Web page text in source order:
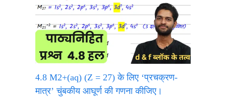
4.8 M2+(aq) (Z = 27) के लिए ‘प्रचक्रण-
मात्र’ चुंबकीय आघूर्ण की गणना कीजिए।